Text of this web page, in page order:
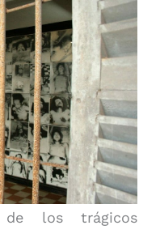
los trágicos